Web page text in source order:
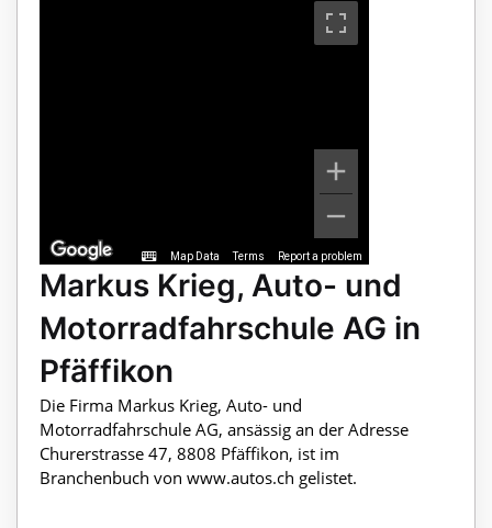
Map Data Terms Report a problem
Markus Krieg, Auto- und
Motorradfahrschule AG in
Pfäffikon
Die Firma Markus Krieg, Auto- und
Motorradfahrschule AG, ansässig an der Adresse
Churerstrasse 47, 8808 Pfäffikon, ist im
Branchenbuch von www.autos.ch gelistet.